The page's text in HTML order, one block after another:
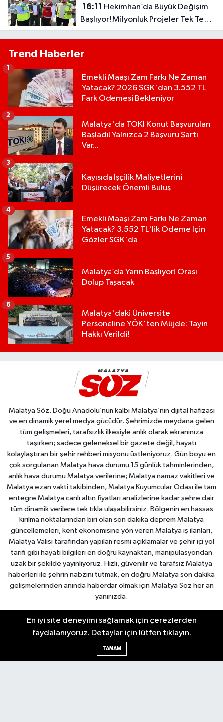
16:11
Başlıyor! Milyonluk Projeler Tek Tek
Hayata Geçiyor
Trend Haberler
Emekli Maaşı Zam Farkı Ne Zaman
Yatacak? 2026 SGK'dan 3.552 TL
Fark Ödemesi Bekleniyor
1
Malatya'da TOKİ Konut Başvuruları
Başladı! Yalnızca 2 Başvuru Şartı
Var...
2
Kayısıda İşçilik Maliyetlerini
Düşürecek Önemli Buluş
3
Emekli Maaşı Zam Farkı Ne Zaman
Yatacak? 3.552 TL'lik Ödeme İçin
Gözler SGK'da
4
Malatya’da Yarın Başlıyor! Orası
Dolup Taşacak
5
Malatya'daki Üniversite
Personeline YÖK'ten Müjde: Tayin
Hakkı Verildi!
6
Malatya Söz, Doğu Anadolu’nun kalbi Malatya’nın dijital hafızası
ve en dinamik yerel medya gücüdür. Şehrimizde meydana gelen
tüm gelişmeleri, tarafsızlık ilkesiyle anlık olarak ekranınıza
taşırken; sadece geleneksel bir gazete değil, hayatı
kolaylaştıran bir şehir rehberi misyonu üstleniyoruz. Gün boyu en
çok sorgulanan Malatya hava durumu 15 günlük tahminlerinden,
anlık hava durumu Malatya verilerine; Malatya namaz vakitleri ve
Malatya ezan vakti takibinden, Malatya Kuyumcular Odası ile tam
entegre Malatya canlı altın fiyatları analizlerine kadar şehre dair
tüm dinamik verilere tek tıkla ulaşabilirsiniz. Bölgenin en hassas
kırılma noktalarından biri olan son dakika deprem Malatya
güncellemeleri, kent ekonomisine yön veren Malatya iş ilanları,
Malatya Valisi tarafından yapılan resmi açıklamalar ve şehir içi yol
tarifi gibi hayati bilgileri en doğru kaynaktan, manipülasyondan
uzak bir şekilde yayınlıyoruz. Hızlı, güvenilir ve tarafsız Malatya
haberleri ile şehrin nabzını tutmak, en doğru Malatya son dakika
gelişmelerinden anında haberdar olmak için Malatya Söz her an
yanınızda.
Malatya Nöbetçi Eczaneler
Malatya Hava Durumu
Malatya Trafik Yoğunluk Haritası
En iyi site deneyimi sağlamak için çerezlerden
faydalanıyoruz. Detaylar için lütfen tıklayın.
TAMAM